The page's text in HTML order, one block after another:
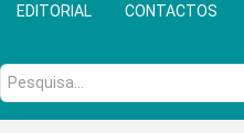
EDITORIAL CONTACTOS
Pesquisa...